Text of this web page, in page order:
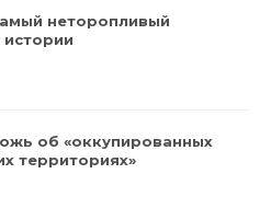
неторопливый
истории
об «оккупированных
территориях»